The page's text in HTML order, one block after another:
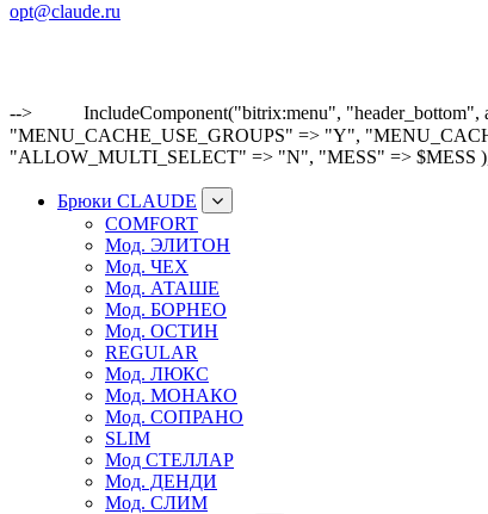
opt@claude.ru
-->
IncludeComponent("bitrix:menu",
"MENU_CACHE_USE_GROUPS" => "Y",
"ALLOW_MULTI_SELECT" => "N", "MESS" => $MESS
Брюки CLAUDE
COMFORT
Мод. ЭЛИТОН
Мод. ЧЕХ
Мод. АТАШЕ
Мод. БОРНЕО
Мод. ОСТИН
REGULAR
Мод. ЛЮКС
Мод. МОНАКО
Мод. СОПРАНО
SLIM
Мод СТЕЛЛАР
Мод. ДЕНДИ
Мод. СЛИМ